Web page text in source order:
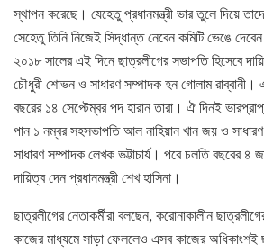
স্থাপন করেছে। যেহেতু প্রধানমন্ত্রী ভার তুলে দিয়ে
সেহেতু তিনি নিজেই সিদ্ধান্ত নেবেন কমিটি ভেঙে
২০১৮ সালের এই দিনে ছাত্রলীগের সভাপতি হিসেবে
চৌধুরী শোভন ও সাধারণ সম্পাদক হন গোলাম রাব্বানী।
বছরের ১৪ সেপ্টেম্বর পদ হারান তারা। ঐ দিনই
পান ১ নম্বর সহসভাপতি আল নাহিয়ান খান জয় ও
সাধারণ সম্পাদক লেখক ভট্টাচার্য। পরে চলতি বছরের ৪
দায়িত্ব দেন প্রধানমন্ত্রী শেখ হাসিনা।
ছাত্রলীগের নেতাকর্মীরা বলছেন, করোনাকালীন ছাত্রলীগের
কাজের মাধ্যমে সাড়া ফেললেও এসব কাজের অধিকাংশই